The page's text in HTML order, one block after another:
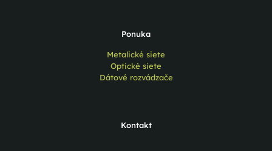
Ponuka
Metalické siete
Optické siete
Dátové rozvádzače
Kontakt